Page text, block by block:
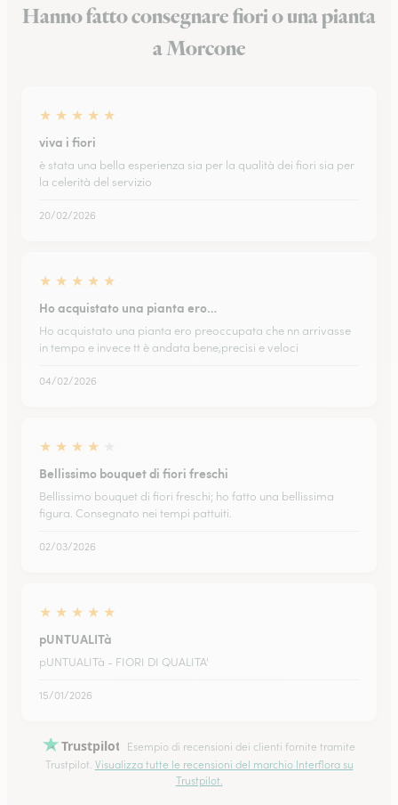
Hanno fatto consegnare fiori o una pianta
a Morcone
★ ★ ★ ★ ★
viva i fiori
è stata una bella esperienza sia per la qualità dei fiori sia per
la celerità del servizio
20/02/2026
★ ★ ★ ★ ★
Ho acquistato una pianta ero…
Ho acquistato una pianta ero preoccupata che nn arrivasse
in tempo e invece tt è andata bene,precisi e veloci
04/02/2026
★ ★ ★ ★
Bellissimo bouquet di fiori freschi
Bellissimo bouquet di fiori freschi; ho fatto una bellissima
figura. Consegnato nei tempi pattuiti.
02/03/2026
★ ★ ★ ★ ★
pUNTUALITà
pUNTUALITà - FIORI DI QUALITA'
15/01/2026
Trustpilot
Esempio di recensioni dei clienti fornite tramite
Trustpilot. Visualizza tutte le recensioni del marchio Interflora su
Trustpilot.